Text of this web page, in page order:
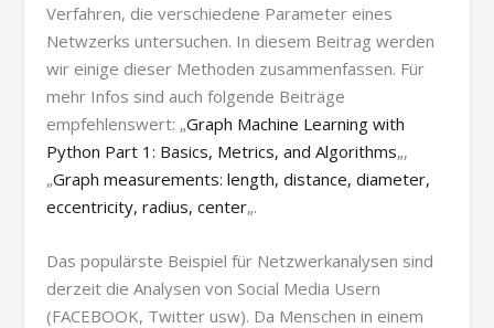
Verfahren, die verschiedene Parameter eines
Netwzerks untersuchen. In diesem Beitrag werden
wir einige dieser Methoden zusammenfassen. Für
mehr Infos sind auch folgende Beiträge
empfehlenswert: „Graph Machine Learning with
Python Part 1: Basics, Metrics, and Algorithms„,
„Graph measurements: length, distance, diameter,
eccentricity, radius, center„.
Das populärste Beispiel für Netzwerkanalysen sind
derzeit die Analysen von Social Media Usern
(FACEBOOK, Twitter usw). Da Menschen in einem